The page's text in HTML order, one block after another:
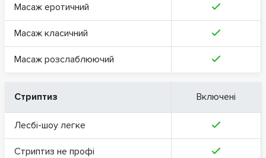
Масаж еротичний
Масаж класичний
Масаж розслаблюючий
Стриптиз Включені
Лесбі-шоу легке
Стриптиз не профі